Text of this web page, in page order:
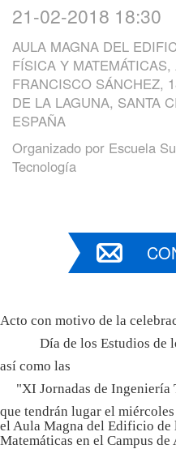
21-02-2018 18:30
AULA MAGNA DEL
FÍSICA Y
FRANCISCO SÁNCHEZ,
DE LA LAGUNA, SANTA
ESPAÑA
Organizado por Escuela
Tecnología
Acto con motivo de la
Día de los Estudios de
así como las
"XI Jornadas de
que tendrán lugar el
el Aula Magna del Edificio de
Matemáticas en el Campus de